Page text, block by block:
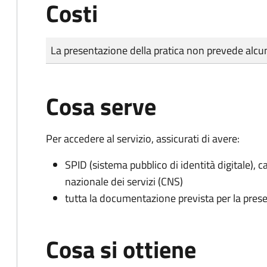
Costi
Tipo di pagamento
Importo
La presentazione della pratica non prevede
Cosa serve
Per accedere al servizio, assicurati di avere:
SPID (sistema pubblico di identità digitale),
nazionale dei servizi (CNS)
tutta la documentazione prevista per la
Cosa si ottiene